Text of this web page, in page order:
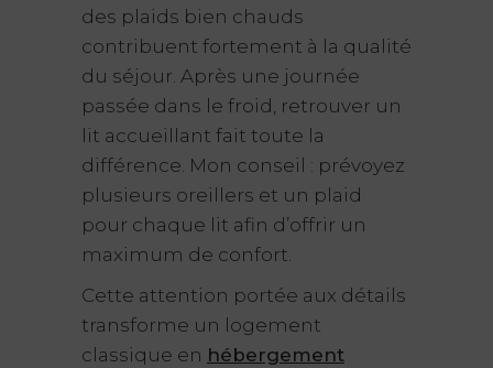
des plaids bien chauds
contribuent fortement à la qualité
du séjour. Après une journée
passée dans le froid, retrouver un
lit accueillant fait toute la
différence. Mon conseil : prévoyez
plusieurs oreillers et un plaid
pour chaque lit afin d’offrir un
maximum de confort.
Cette attention portée aux détails
transforme un logement
classique en hébergement